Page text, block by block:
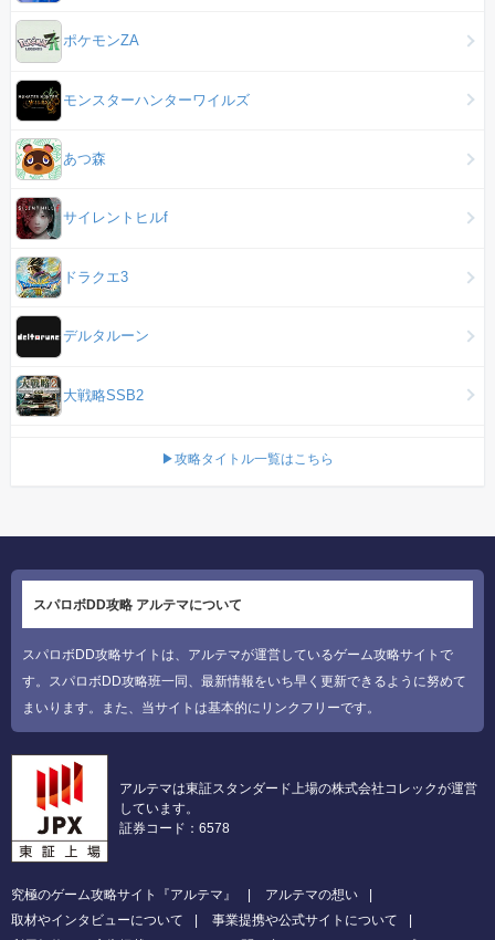
ポケモンZA
モンスターハンターワイルズ
あつ森
サイレントヒルf
ドラクエ3
デルタルーン
大戦略SSB2
▶攻略タイトル一覧はこちら
スパロボDD攻略 アルテマについて
スパロボDD攻略サイトは、アルテマが運営しているゲーム攻略サイトで
す。スパロボDD攻略班一同、最新情報をいち早く更新できるように努めて
まいります。また、当サイトは基本的にリンクフリーです。
アルテマは東証スタンダード上場の株式会社コレックが運営
しています。
証券コード：6578
究極のゲーム攻略サイト『アルテマ』
アルテマの想い
取材やインタビューについて
事業提携や公式サイトについて